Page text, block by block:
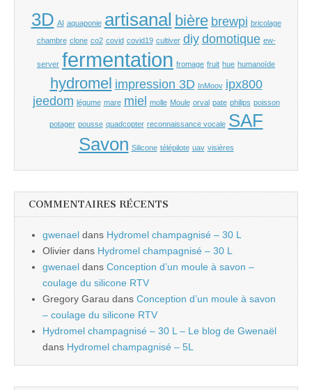
3D AI aquaponie artisanal bière brewpi bricolage
chambre clone co2 covid covid19 cultiver diy domotique ew-
server fermentation fromage fruit hue humanoïde
hydromel impression 3D InMoov ipx800
jeedom légume mare miel molle Moule orval pate philips poisson
potager pousse quadcopter reconnaissance vocale SAF
Savon Silicone télépilote uav visières
COMMENTAIRES RÉCENTS
gwenael dans Hydromel champagnisé – 30 L
Olivier dans Hydromel champagnisé – 30 L
gwenael dans Conception d’un moule à savon –
coulage du silicone RTV
Gregory Garau dans Conception d’un moule à savon
– coulage du silicone RTV
Hydromel champagnisé – 30 L – Le blog de Gwenaël
dans Hydromel champagnisé – 5L